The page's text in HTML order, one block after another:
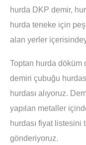
hurda DKP demir,
hurda teneke için
alan yerler
Toptan hurda döküm
demiri çubuğu
hurdası alıyoruz.
yapılan metaller
hurdası fiyat listesini
gönderiyoruz.